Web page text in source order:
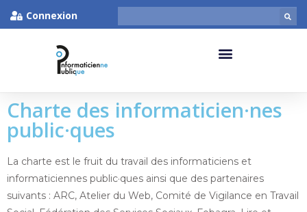
Connexion
Charte des informaticien·nes
public·ques
La charte est le fruit du travail des informaticiens et
informaticiennes public·ques ainsi que des partenaires
suivants : ARC, Atelier du Web, Comité de Vigilance en Travail